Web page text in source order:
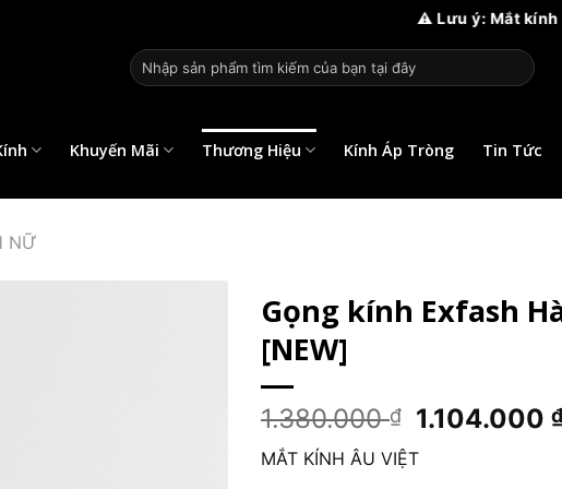
⚠️ Lưu ý: Mắt kính Âu Việt chỉ có 2 chi
Tìm
kiếm:
Khuyến Mãi Thương Hiệu Kính Áp Tròng Tin Tức
NỮ
Gọng kính Exfash
[NEW]
1.380.000₫
Giá
gốc
1.104.000
MẮT KÍNH ÂU VIỆT